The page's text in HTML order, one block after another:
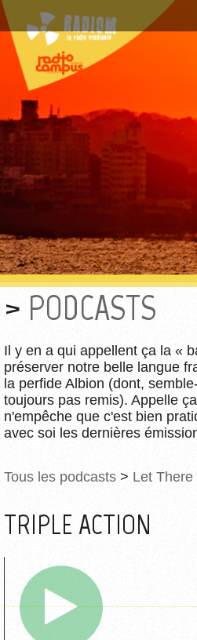
PODCASTS
Il y en a qui appellent ça la «
préserver notre belle langue
la perfide Albion (dont,
toujours pas remis). Appelle
n'empêche que c'est bien
avec soi les dernières
Tous les podcasts > Let
TRIPLE ACTION